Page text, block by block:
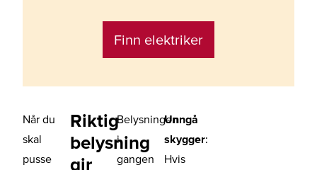
Finn elektriker
Når du
skal
pusse
Riktig
belysning
gir
Belysningen
i
gangen
Unngå
skygger:
Hvis